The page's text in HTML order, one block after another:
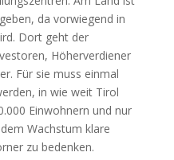
da vorwiegend in
Dort geht der
Höherverdiener
Für sie muss einmal
in wie weit Tirol
Einwohnern und nur
Wachstum klare
zu bedenken.